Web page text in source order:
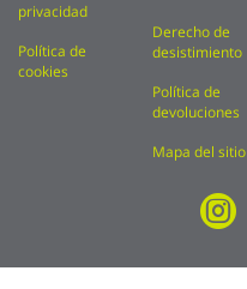
privacidad
Política de
cookies
Derecho de
desistimiento
Política de
devoluciones
Mapa del sitio